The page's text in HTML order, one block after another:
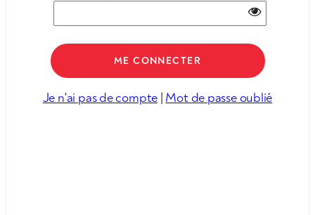
Je n'ai pas de compte | Mot de passe oublié